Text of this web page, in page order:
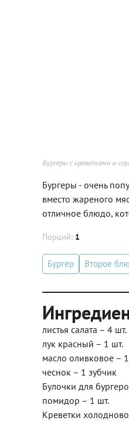
Бургеры с креветками и
Бургеры - очень
вместо жареного
отличное блюдо,
Порций: 1
Бургер Второе
листья салата – 4 шт.
лук красный – 1 шт.
масло оливковое –
чеснок – 1 зубчик
Булочки для
помидор – 1 шт.
Креветки